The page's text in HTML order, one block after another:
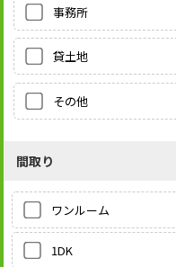
事務所
貸土地
その他
間取り
ワンルーム
1DK